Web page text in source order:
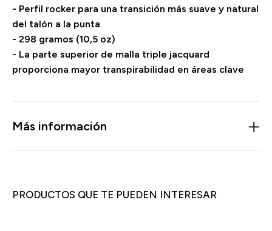
- Perfil rocker para una transición más suave y natural
del talón a la punta
- 298 gramos (10,5 oz)
- La parte superior de malla triple jacquard
proporciona mayor transpirabilidad en áreas clave
Más información
PRODUCTOS QUE TE PUEDEN INTERESAR